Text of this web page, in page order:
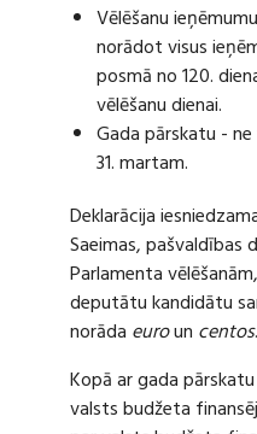
Vēlēšanu
norādot visus
posmā no 120.
vēlēšanu dienai.
Gada pārskatu -
31. martam.
Deklarācija
Saeimas, pašvaldības
Parlamenta
deputātu kandidātu
norāda euroun centos.
Kopā ar gada
valsts budžeta